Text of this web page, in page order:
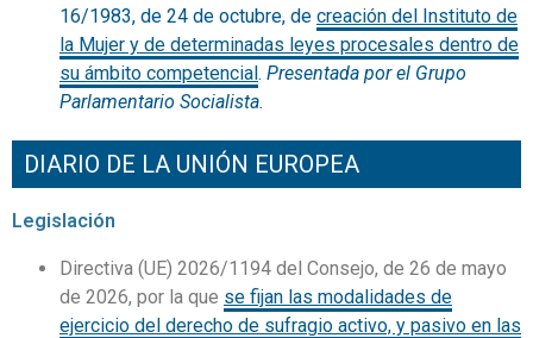
16/1983, de 24 de octubre, de creación del Instituto de
la Mujer y de determinadas leyes procesales dentro de
su ámbito competencial. Presentada por el Grupo
Parlamentario Socialista.
DIARIO DE LA UNIÓN EUROPEA
Legislación
Directiva (UE) 2026/1194 del Consejo, de 26 de mayo
de 2026, por la que se fijan las modalidades de
ejercicio del derecho de sufragio activo, y pasivo en las